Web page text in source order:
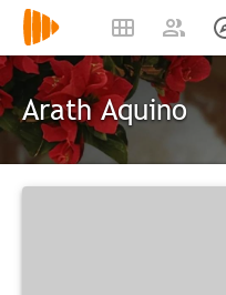
Arath Aquino